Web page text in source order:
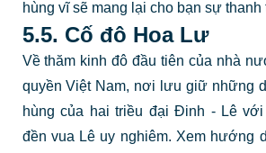
hùng vĩ sẽ mang lại cho bạn sự thanh
5.5. Cố đô Hoa Lư
Về thăm kinh đô đầu tiên của nhà
quyền Việt Nam, nơi lưu giữ những
hùng của hai triều đại Đinh - Lê
đền vua Lê uy nghiêm. Xem hướng